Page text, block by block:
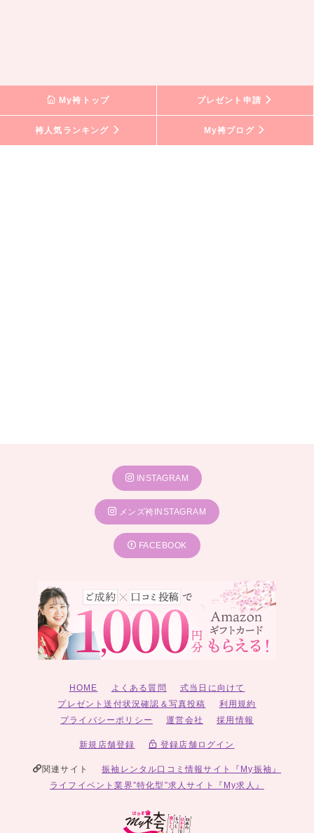
My袴トップ プレゼント申請
袴人気ランキング My袴ブログ
INSTAGRAM
メンズ袴INSTAGRAM
FACEBOOK
HOME よくある質問
式当日に向けて
プレゼント送付状況確認＆写真投稿
利用規約
プライバシーポリシー
運営会社 採用情報
新規店舗登録 登録店舗ログイン
関連サイト
振袖レンタル口コミ情報サイト『My振袖』
ライフイベント業界”特化型”求人サイト『My求人』